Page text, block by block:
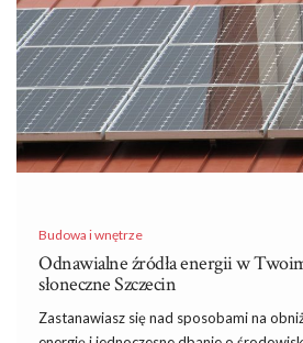
Budowa i wnętrze
Odnawialne źródła energii w
słoneczne Szczecin
Zastanawiasz się nad sposobami na